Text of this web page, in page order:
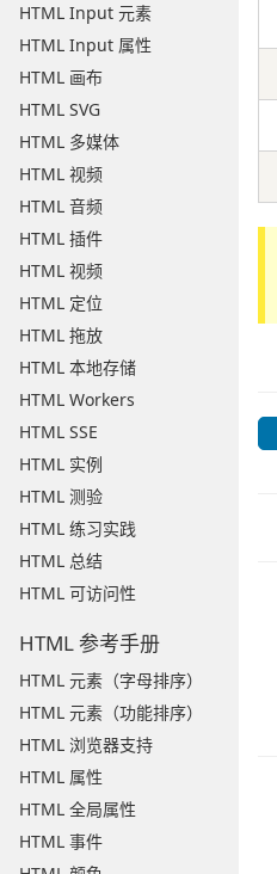
HTML Input 元素
HTML Input 属性
HTML 画布
HTML SVG
HTML 多媒体
HTML 视频
HTML 音频
HTML 插件
HTML 视频
HTML 定位
HTML 拖放
HTML 本地存储
HTML Workers
HTML SSE
HTML 实例
HTML 测验
HTML 练习实践
HTML 总结
HTML 可访问性
HTML 参考手册
HTML 元素（字母排序）
HTML 元素（功能排序）
HTML 浏览器支持
HTML 属性
HTML 全局属性
HTML 事件